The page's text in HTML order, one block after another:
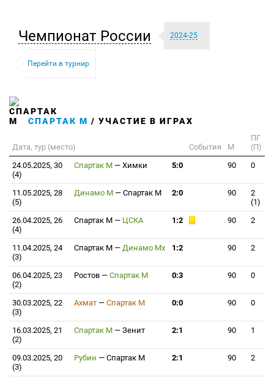
Чемпионат России 2024-25
Перейти в турнир
СПАРТАК М / УЧАСТИЕ В ИГРАХ
Дата, тур (место) События М
ПГ
(П)
24.05.2025, 30
(4)
Спартак М — Химки 5:0 90 0
11.05.2025, 28
(5)
Динамо М — Спартак М 2:0 90
2
(1)
26.04.2025, 26
(4)
Спартак М — ЦСКА 1:2 90 2
11.04.2025, 24
(3)
Спартак М — Динамо Мх 1:2 90 2
06.04.2025, 23
(2)
Ростов — Спартак М 0:3 90 0
30.03.2025, 22
(3)
Ахмат — Спартак М 0:0 90 0
16.03.2025, 21
(2)
Спартак М — Зенит 2:1 90 1
09.03.2025, 20
(3)
Рубин — Спартак М 2:1 90 2